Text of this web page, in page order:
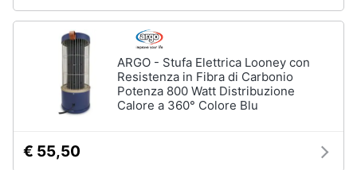
ARGO - Stufa Elettrica Looney con
Resistenza in Fibra di Carbonio
Potenza 800 Watt Distribuzione
Calore a 360° Colore Blu
€ 55,50